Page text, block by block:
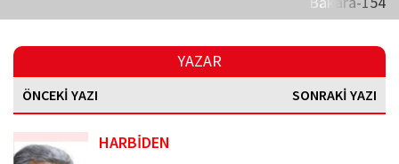
YAZAR
ÖNCEKİ YAZI SONRAKİ YAZI
HARBİDEN